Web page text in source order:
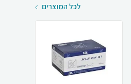
לכל המוצרים